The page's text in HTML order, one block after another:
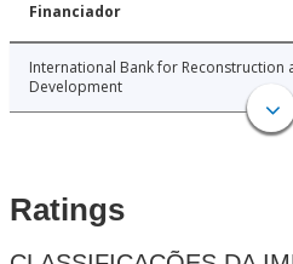
Financiador
International Bank for Reconstruction
Development
Ratings